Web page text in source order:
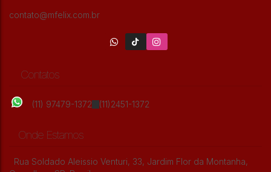
contato@mfelix.com.br
Contatos
(11) 97479-1372 (11)2451-1372
Onde Estamos
Rua Soldado Aleissio Venturi, 33, Jardim Flor da Montanha,